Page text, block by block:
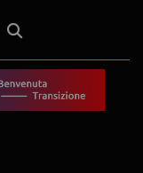
E PROVINCIA
POLITICA
CULTURA ARTE